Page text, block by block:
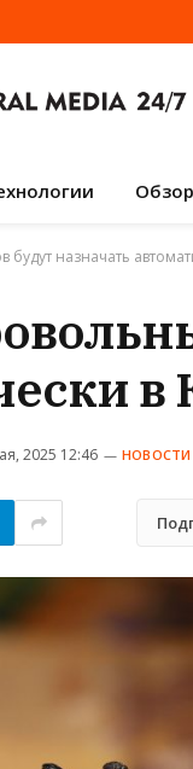
Обзор
назначать
в
2025 12:46 НОВОСТИ